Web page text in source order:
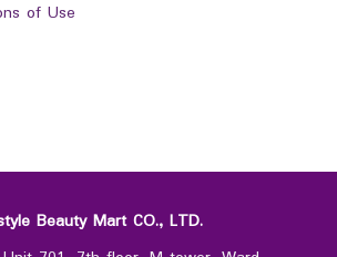
of Use
Beauty Mart CO., LTD.